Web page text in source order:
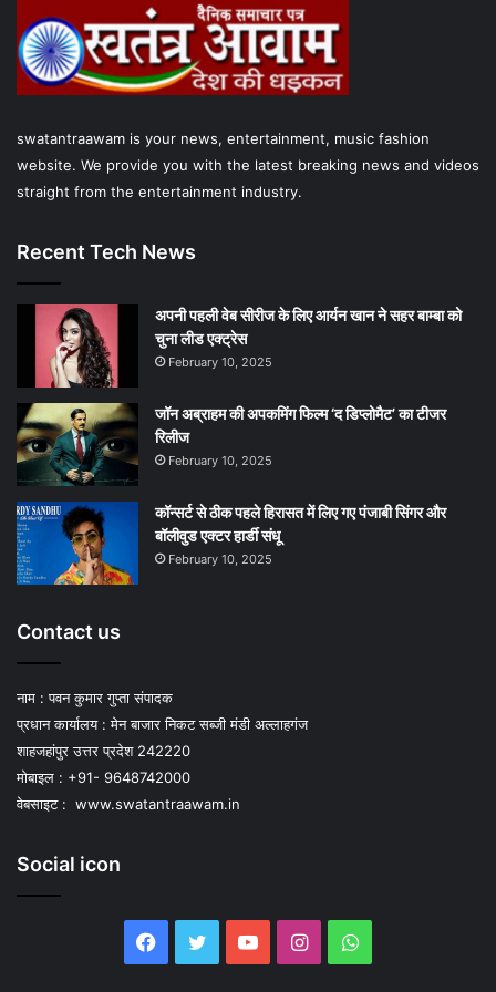
o
o
e
r
b
e
g
swatantraawam is your news, entertainment, music fashion
website. We provide you with the latest breaking news and videos
straight from the entertainment industry.
Recent Tech News
अपनी पहली वेब सीरीज के लिए आर्यन खान ने सहर बाम्‍बा को
चुना लीड एक्‍ट्रेस
February 10, 2025
जॉन अब्राहम की अपकमिंग फिल्म ‘द डिप्लोमैट’ का टीजर
रिलीज
February 10, 2025
कॉन्सर्ट से ठीक पहले हिरासत में लिए गए पंजाबी सिंगर और
बॉलीवुड एक्टर हार्डी संधू
February 10, 2025
Contact us
नाम : पवन कुमार गुप्ता संपादक
प्रधान कार्यालय : मेन बाजार निकट सब्जी मंडी अल्लाहगंज
शाहजहांपुर उत्तर प्रदेश 242220
मोबाइल : +91- 9648742000
वेबसाइट : www.swatantraawam.in
Social icon
Facebook
Twitter YouTubeInstagramWhatsApp